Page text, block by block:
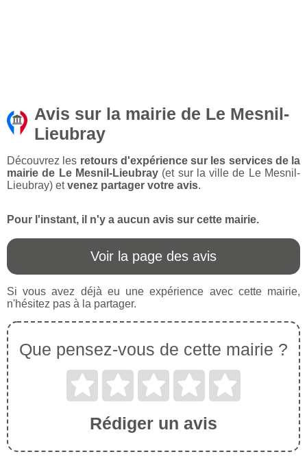
Avis sur la mairie de Le Mesnil-
Lieubray
Découvrez les retours d'expérience sur les services de la
mairie de Le Mesnil-Lieubray(et sur la ville de Le Mesnil-
Lieubray) etvenez partager votre avis.
Pour l'instant, il n'y a aucun avis sur cette mairie.
Voir la page des avis
Si vous avez déjà eu une expérience avec cette mairie,
n'hésitez pas à la partager.
Que pensez-vous de cette mairie ?
Rédiger un avis